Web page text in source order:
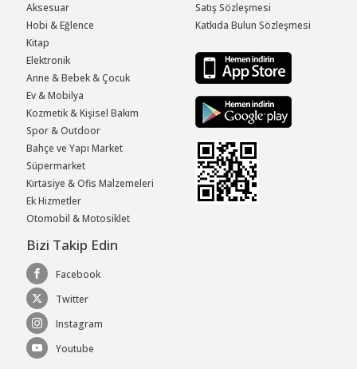
Aksesuar
Hobi & Eğlence
Kitap
Elektronik
Anne & Bebek & Çocuk
Ev & Mobilya
Kozmetik & Kişisel Bakım
Spor & Outdoor
Bahçe ve Yapı Market
Süpermarket
Kırtasiye & Ofis Malzemeleri
Ek Hizmetler
Otomobil & Motosiklet
Satış Sözleşmesi
Katkıda Bulun Sözleşmesi
Bizi Takip Edin
Facebook
Twitter
Instagram
Youtube